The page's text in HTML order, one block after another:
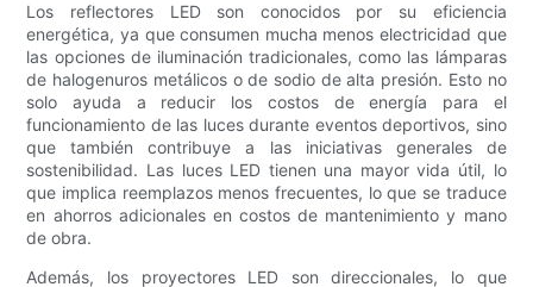
Los reflectores LED son conocidos por su eficiencia
energética, ya que consumen mucha menos electricidad que
las opciones de iluminación tradicionales, como las lámparas
de halogenuros metálicos o de sodio de alta presión. Esto no
solo ayuda a reducir los costos de energía para el
funcionamiento de las luces durante eventos deportivos, sino
que también contribuye a las iniciativas generales de
sostenibilidad. Las luces LED tienen una mayor vida útil, lo
que implica reemplazos menos frecuentes, lo que se traduce
en ahorros adicionales en costos de mantenimiento y mano
de obra.
Además, los proyectores LED son direccionales, lo que